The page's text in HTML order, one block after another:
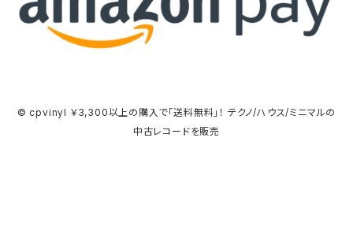
© cpvinyl ￥3,300以上の購入で「送料無料」！ テクノ/ハウス/ミニマルの
中古レコードを販売